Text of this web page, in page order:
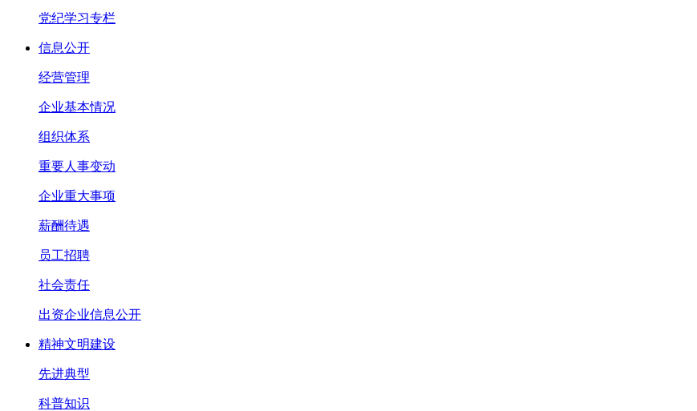
党纪学习专栏
信息公开
经营管理
企业基本情况
组织体系
重要人事变动
企业重大事项
薪酬待遇
员工招聘
社会责任
出资企业信息公开
精神文明建设
先进典型
科普知识